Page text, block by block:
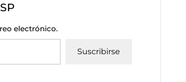
electrónico.
Suscribirse